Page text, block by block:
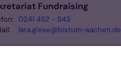
Fundraising
0241 452 - 843
lara.giese@bistum-aachen.de